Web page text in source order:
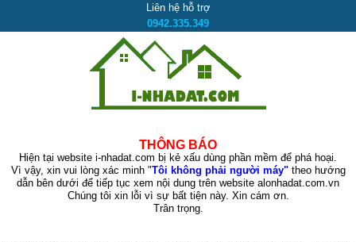
Liên hệ hỗ trợ
0942.335.349
THÔNG BÁO
Hiện tại website i-nhadat.com bị kẻ xấu dùng phần mềm để phá hoại.
Vì vậy, xin vui lòng xác minh "Tôi không phải người máy"theo hướng
dẫn bên dưới để tiếp tục xem nội dung trên website alonhadat.com.vn
Chúng tôi xin lỗi vì sự bất tiện này. Xin cám ơn.
Trân trọng.